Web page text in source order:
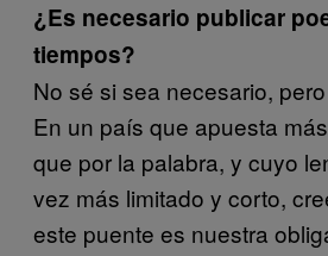
¿Es necesario publicar
tiempos?
No sé si sea necesario,
En un país que apuesta
que por la palabra, y cuyo
vez más limitado y corto,
este puente es nuestra